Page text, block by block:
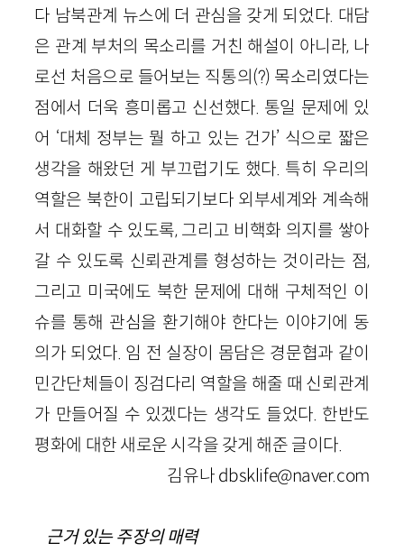
다 남북관계 뉴스에 더 관심을 갖게 되었다. 대담
은 관계 부처의 목소리를 거친 해설이 아니라, 나
로선 처음으로 들어보는 직통의(?) 목소리였다는
점에서 더욱 흥미롭고 신선했다. 통일 문제에 있
어 ‘대체 정부는 뭘 하고 있는 건가’ 식으로 짧은
생각을 해왔던 게 부끄럽기도 했다. 특히 우리의
역할은 북한이 고립되기보다 외부세계와 계속해
서 대화할 수 있도록, 그리고 비핵화 의지를 쌓아
갈 수 있도록 신뢰관계를 형성하는 것이라는 점,
그리고 미국에도 북한 문제에 대해 구체적인 이
슈를 통해 관심을 환기해야 한다는 이야기에 동
의가 되었다. 임 전 실장이 몸담은 경문협과 같이
민간단체들이 징검다리 역할을 해줄 때 신뢰관계
가 만들어질 수 있겠다는 생각도 들었다. 한반도
평화에 대한 새로운 시각을 갖게 해준 글이다.
김유나 dbsklife@naver.com
근거 있는 주장의 매력